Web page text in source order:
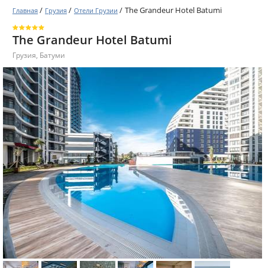
Главная / Грузия / Отели Грузии / The Grandeur Hotel Batumi
The Grandeur Hotel Batumi
Грузия, Батуми